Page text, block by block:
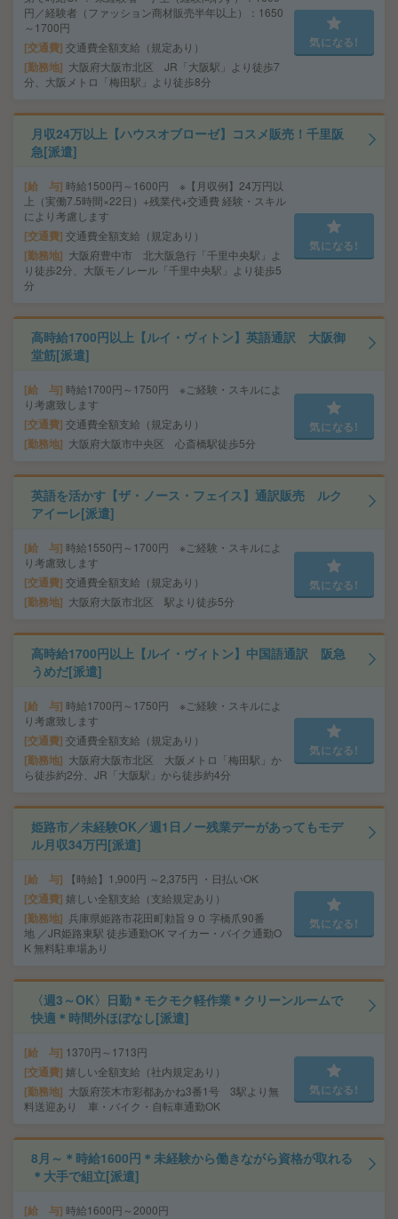
円／経験者（ファッション商材販売半年以上）：1650
～1700円
交通費 交通費全額支給（規定あり）
勤務地
大阪府大阪市北区 JR「大阪駅」より徒歩7
分、大阪メトロ「梅田駅」より徒歩8分
気になる!
月収24万以上【ハウスオブローゼ】コスメ販売！千里阪
急[派遣]
給 与 時給1500円～1600円 ※【月収例】24万円以
上（実働7.5時間×22日）+残業代+交通費 経験・スキル
により考慮します
交通費 交通費全額支給（規定あり）
勤務地
大阪府豊中市 北大阪急行「千里中央駅」よ
り徒歩2分、大阪モノレール「千里中央駅」より徒歩5
分
気になる!
高時給1700円以上【ルイ・ヴィトン】英語通訳 大阪御
堂筋[派遣]
給 与 時給1700円～1750円 ※ご経験・スキルによ
り考慮致します
交通費 交通費全額支給（規定あり）
勤務地 大阪府大阪市中央区 心斎橋駅徒歩5分
気になる!
英語を活かす【ザ・ノース・フェイス】通訳販売 ルク
アイーレ[派遣]
給 与 時給1550円～1700円 ※ご経験・スキルによ
り考慮致します
交通費 交通費全額支給（規定あり）
勤務地 大阪府大阪市北区 駅より徒歩5分
気になる!
高時給1700円以上【ルイ・ヴィトン】中国語通訳 阪急
うめだ[派遣]
給 与 時給1700円～1750円 ※ご経験・スキルによ
り考慮致します
交通費 交通費全額支給（規定あり）
勤務地
大阪府大阪市北区 大阪メトロ「梅田駅」か
ら徒歩約2分、JR「大阪駅」から徒歩約4分
気になる!
姫路市／未経験OK／週1日ノー残業デーがあってもモデ
ル月収34万円[派遣]
給 与 【時給】1,900円 ～2,375円 ・日払いOK
交通費 嬉しい全額支給（支給規定あり）
勤務地 兵庫県姫路市花田町勅旨９０ 字橋爪90番
地 ／JR姫路東駅 徒歩通勤OK マイカー・バイク通勤O
K 無料駐車場あり
気になる!
〈週3～OK〉日勤＊モクモク軽作業＊クリーンルームで
快適＊時間外ほぼなし[派遣]
給 与 1370円～1713円
交通費 嬉しい全額支給（社内規定あり）
勤務地
大阪府茨木市彩都あかね3番1号 3駅より無
料送迎あり 車・バイク・自転車通勤OK
気になる!
8月～＊時給1600円＊未経験から働きながら資格が取れる
＊大手で組立[派遣]
給 与 時給1600円～2000円